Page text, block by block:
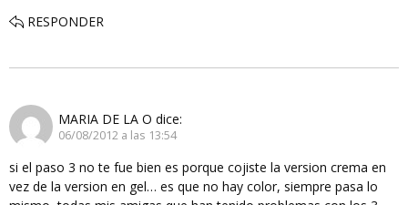
RESPONDER
MARIA DE LA O dice:
06/08/2012 a las 13:54
si el paso 3 no te fue bien es porque cojiste la version crema en
vez de la version en gel… es que no hay color, siempre pasa lo